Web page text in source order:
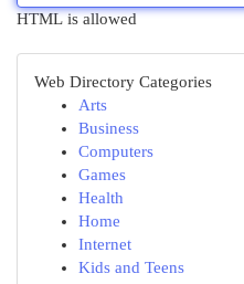
HTML is allowed
Web Directory Categories
Arts
Business
Computers
Games
Health
Home
Internet
Kids and Teens